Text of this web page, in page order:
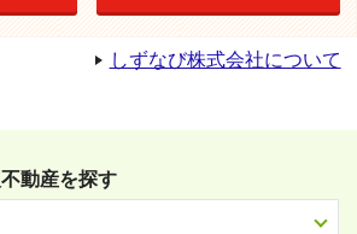
しずなび株式会社について
動産を探す